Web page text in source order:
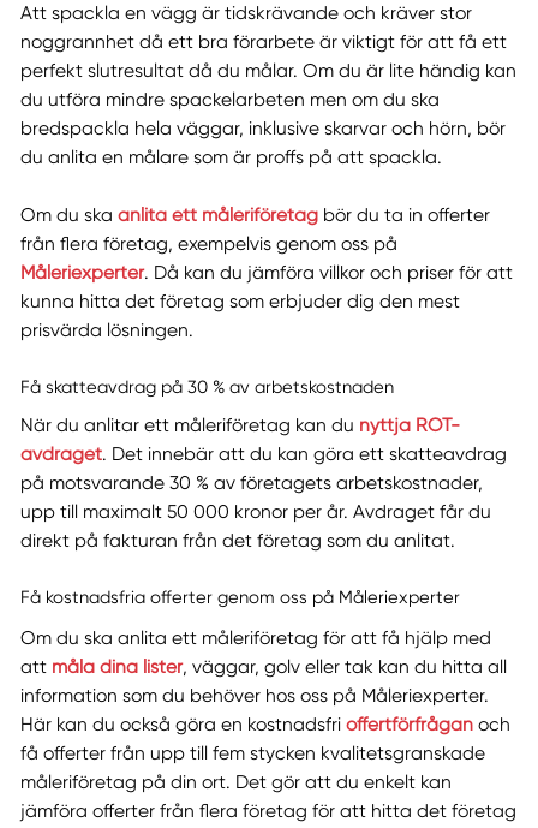
Att spackla en vägg är tidskrävande och kräver stor
noggrannhet då ett bra förarbete är viktigt för att få ett
perfekt slutresultat då du målar. Om du är lite händig kan
du utföra mindre spackelarbeten men om du ska
bredspackla hela väggar, inklusive skarvar och hörn, bör
du anlita en målare som är proffs på att spackla.
Om du ska anlita ett måleriföretagbör du ta in offerter
från flera företag, exempelvis genom oss på
Måleriexperter. Då kan du jämföra villkor och priser för att
kunna hitta det företag som erbjuder dig den mest
prisvärda lösningen.
Få skatteavdrag på 30 % av arbetskostnaden
När du anlitar ett måleriföretag kan du nyttja ROT-
avdraget. Det innebär att du kan göra ett skatteavdrag
på motsvarande 30 % av företagets arbetskostnader,
upp till maximalt 50 000 kronor per år. Avdraget får du
direkt på fakturan från det företag som du anlitat.
Få kostnadsfria offerter genom oss på Måleriexperter
Om du ska anlita ett måleriföretag för att få hjälp med
att måla dina lister, väggar, golv eller tak kan du hitta all
information som du behöver hos oss på Måleriexperter.
Här kan du också göra en kostnadsfri offertförfrågan och
få offerter från upp till fem stycken kvalitetsgranskade
måleriföretag på din ort. Det gör att du enkelt kan
jämföra offerter från flera företag för att hitta det företag